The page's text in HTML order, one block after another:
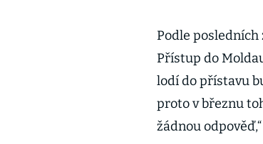
Podle
Přístup do
lodí do přístavu
proto v březnu
žádnou